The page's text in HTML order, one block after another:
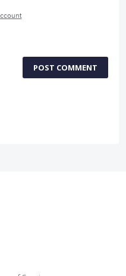
POST COMMENT